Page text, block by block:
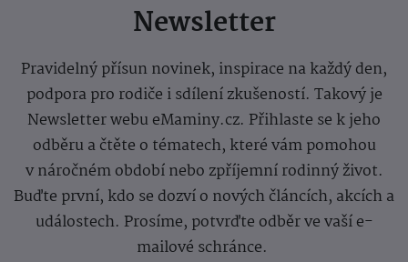
Newsletter
Pravidelný přísun novinek, inspirace na každý den,
podpora pro rodiče i sdílení zkušeností. Takový je
Newsletter webu eMaminy.cz. Přihlaste se k jeho
odběru a čtěte o tématech, které vám pomohou
v náročném období nebo zpříjemní rodinný život.
Buďte první, kdo se dozví o nových článcích, akcích a
událostech. Prosíme, potvrďte odběr ve vaší e-
mailové schránce.